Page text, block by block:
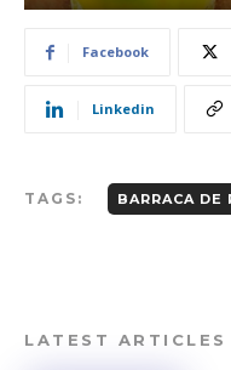
Facebook
Linkedin
TAGS: BARRACA
LATEST ARTICLES